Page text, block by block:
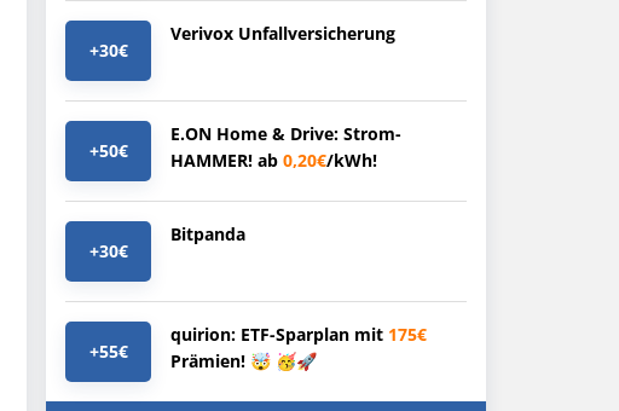
+30€
Verivox Unfallversicherung
+50€
E.ON Home & Drive: Strom-
HAMMER! ab 0,20€/kWh!
+30€
Bitpanda
+55€
quirion: ETF-Sparplan mit 175€
Prämien! 🤯 🥳🚀